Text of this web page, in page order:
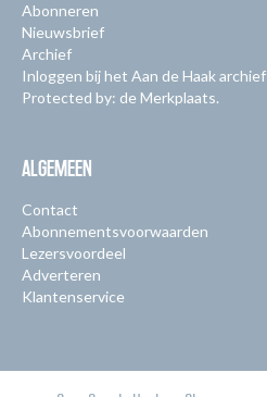
Abonneren
Nieuwsbrief
Archief
Inloggen bij het Aan de Haak archief
Protected by: de Merkplaats.
ALGEMEEN
Contact
Abonnementsvoorwaarden
Lezersvoordeel
Adverteren
Klantenservice